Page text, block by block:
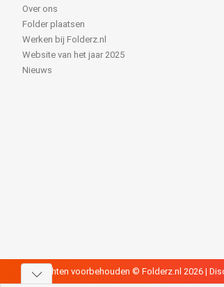
Over ons
Folder plaatsen
Werken bij Folderz.nl
Website van het jaar 2025
Nieuws
Alle rechten voorbehouden © Folderz.nl 2026 |